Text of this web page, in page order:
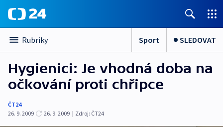
Rubriky Sport SLEDOVAT
Hygienici: Je vhodná doba na
očkování proti chřipce
ČT24
26. 9. 2009
26. 9. 2009 | Zdroj: ČT24